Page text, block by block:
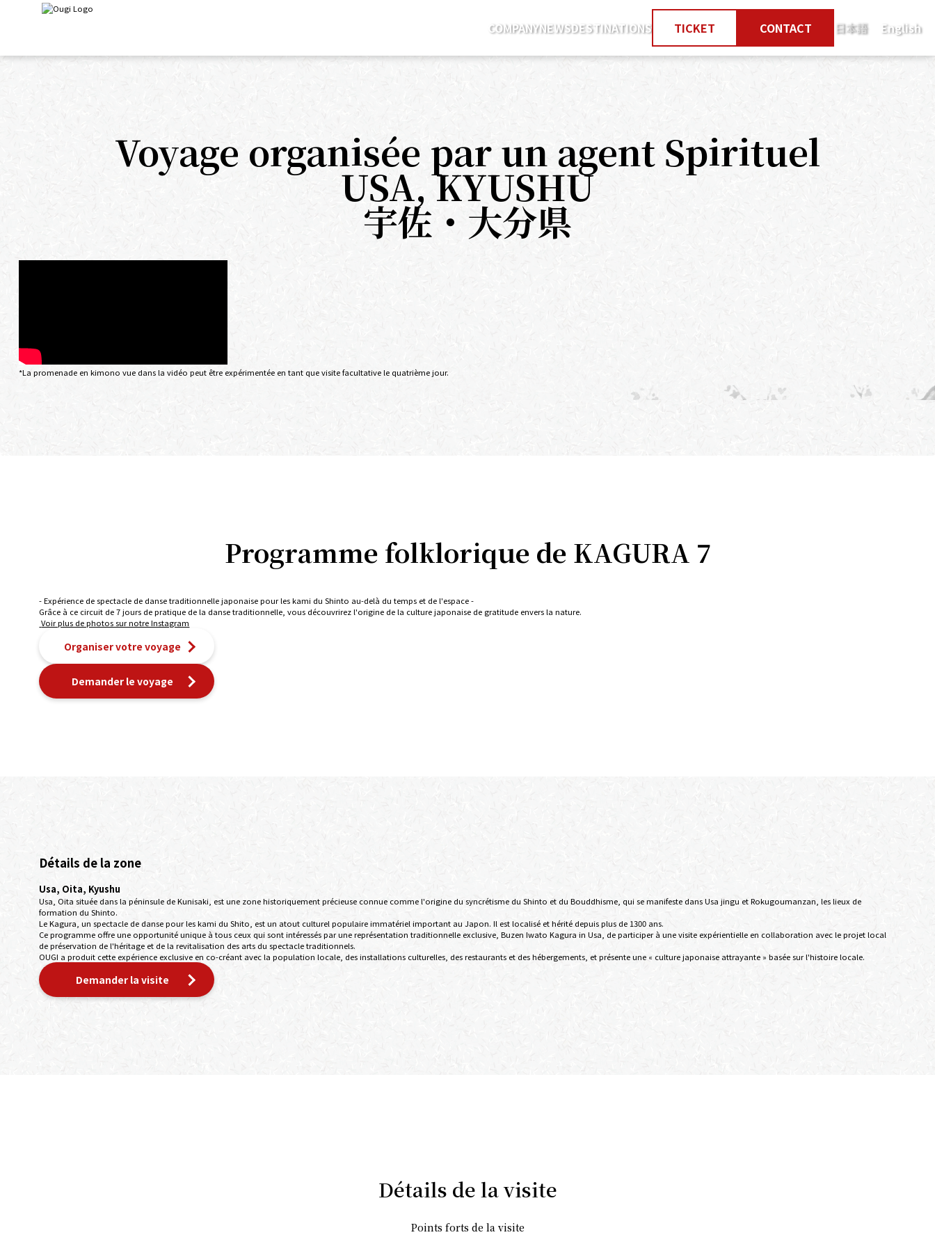
COMPANYNEWSDESTINATIONS TICKET CONTACT 日本語 English
Voyage organisée par un agent Spirituel
USA, KYUSHU
宇佐・大分県
*La promenade en kimono vue dans la vidéo peut être expérimentée en tant que visite facultative le quatrième jour.
Programme folklorique de KAGURA 7
- Expérience de spectacle de danse traditionnelle japonaise pour les kami du Shinto au-delà du temps et de l'espace -
Grâce à ce circuit de 7 jours de pratique de la danse traditionnelle, vous découvrirez l'origine de la culture japonaise de gratitude envers la nature.
Voir plus de photos sur notre Instagram
Organiser votre voyage
Demander le voyage
Détails de la zone
Usa, Oita, Kyushu
Usa, Oita située dans la péninsule de Kunisaki, est une zone historiquement précieuse connue comme l'origine du syncrétisme du Shinto et du Bouddhisme, qui se manifeste dans Usa jingu et Rokugoumanzan, les lieux de
formation du Shinto.
Le Kagura, un spectacle de danse pour les kami du Shito, est un atout culturel populaire immatériel important au Japon. Il est localisé et hérité depuis plus de 1300 ans.
Ce programme offre une opportunité unique à tous ceux qui sont intéressés par une représentation traditionnelle exclusive, Buzen Iwato Kagura in Usa, de participer à une visite expérientielle en collaboration avec le projet local
de préservation de l'héritage et de la revitalisation des arts du spectacle traditionnels.
OUGI a produit cette expérience exclusive en co-créant avec la population locale, des installations culturelles, des restaurants et des hébergements, et présente une « culture japonaise attrayante » basée sur l'histoire locale.
Demander la visite
Détails de la visite
Points forts de la visite